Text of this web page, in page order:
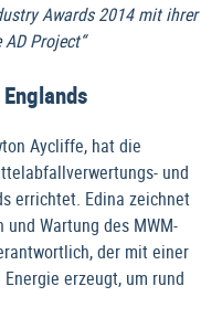
Awards 2014 mit ihrer
Project“
Aycliffe, hat die
und
errichtet. Edina zeichnet
Wartung des MWM-
der mit einer
erzeugt, um rund